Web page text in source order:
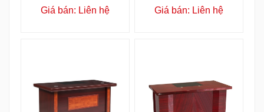
Giá bán: Liên hệ Giá bán: Liên hệ